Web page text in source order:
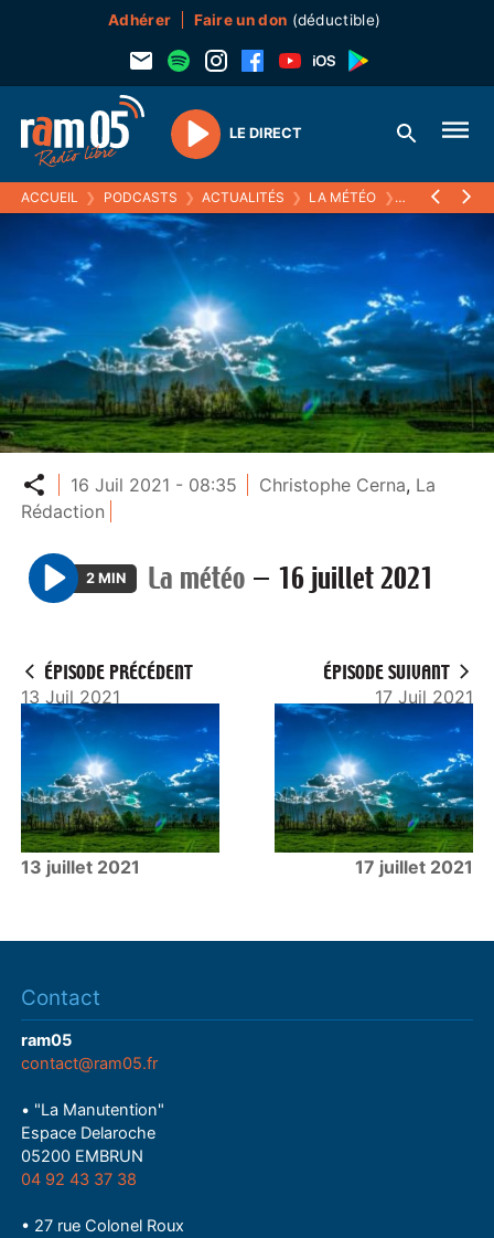
Adhérer Faire un don (déductible)
Play
LE DIRECT
ACCUEIL ❯ PODCASTS ❯ ACTUALITÉS ❯ LA MÉTÉO ❯ 16 JUILLET
Partager
16 Juil 2021 - 08:35 Christophe Cerna, La
Rédaction
P
y
2 MIN La météo — 16 juillet 2021
ÉPISODE PRÉCÉDENT
13 Juil 2021
13 juillet 2021
ÉPISODE SUIVANT
17 Juil 2021
17 juillet 2021
Contact
ram05
contact@ram05.fr
• "La Manutention"
Espace Delaroche
05200 EMBRUN
04 92 43 37 38
• 27 rue Colonel Roux